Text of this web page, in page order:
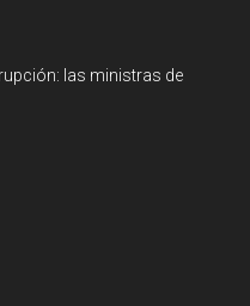
las ministras de